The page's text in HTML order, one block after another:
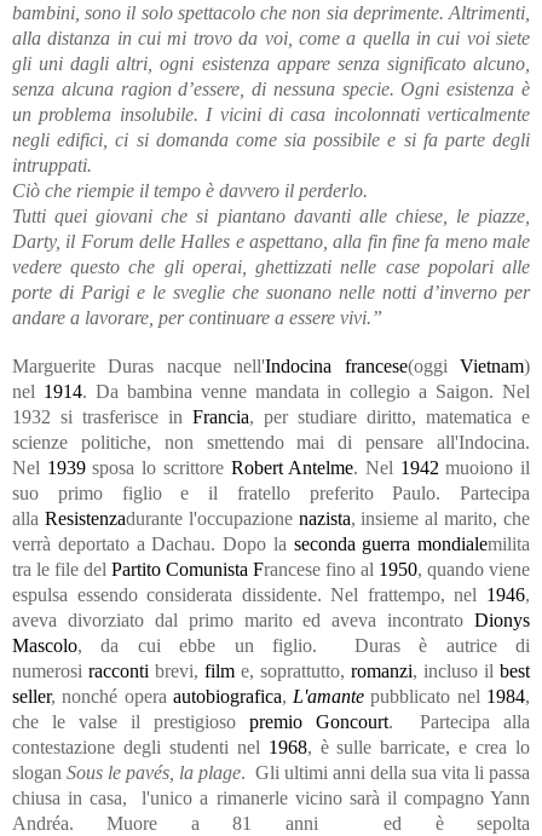
bambini, sono il solo spettacolo che non sia deprimente. Altrimenti,
alla distanza in cui mi trovo da voi, come a quella in cui voi siete
gli uni dagli altri, ogni esistenza appare senza significato alcuno,
senza alcuna ragion d’essere, di nessuna specie. Ogni esistenza è
un problema insolubile. I vicini di casa incolonnati verticalmente
negli edifici, ci si domanda come sia possibile e si fa parte degli
intruppati.
Ciò che riempie il tempo è davvero il perderlo.
Tutti quei giovani che si piantano davanti alle chiese, le piazze,
Darty, il Forum delle Halles e aspettano, alla fin fine fa meno male
vedere questo che gli operai, ghettizzati nelle case popolari alle
porte di Parigi e le sveglie che suonano nelle notti d’inverno per
andare a lavorare, per continuare a essere vivi.”
Marguerite Duras nacque nell'Indocina francese(oggiVietnam)
nel 1914. Da bambina venne mandata in collegio a Saigon. Nel
1932 si trasferisce in Francia, per studiare diritto, matematica e
scienze politiche, non smettendo mai di pensare all'Indocina.
Nel 1939sposa lo scrittore Robert Antelme. Nel 1942muoiono il
suo primo figlio e il fratello preferito Paulo. Partecipa
alla Resistenzadurante l'occupazione nazista, insieme al marito, che
verrà deportato a Dachau. Dopo la seconda guerra mondialemilita
tra le file del Partito Comunista Francese fino al 1950, quando viene
espulsa essendo considerata dissidente. Nel frattempo, nel 1946,
aveva divorziato dal primo marito ed aveva incontrato Dionys
Mascolo, da cui ebbe un figlio. Duras è autrice di
numerosi racconti brevi, film e, soprattutto, romanzi, incluso il best
seller, nonché opera autobiografica, L'amantepubblicato nel 1984,
che le valse il prestigioso premio Goncourt. Partecipa alla
contestazione degli studenti nel 1968, è sulle barricate, e crea lo
slogan Sous le pavés, la plage. Gli ultimi anni della sua vita li passa
chiusa in casa, l'unico a rimanerle vicino sarà il compagno Yann
Andréa. Muore a 81 anni ed è sepolta